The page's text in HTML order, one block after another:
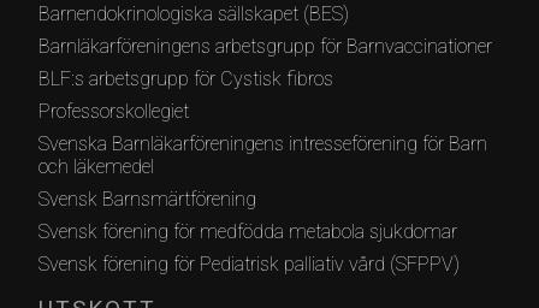
Barnendokrinologiska sällskapet (BES)
Barnläkarföreningens arbetsgrupp för Barnvaccinationer
BLF:s arbetsgrupp för Cystisk fibros
Professorskollegiet
Svenska Barnläkarföreningens intresseförening för Barn
och läkemedel
Svensk Barnsmärtförening
Svensk förening för medfödda metabola sjukdomar
Svensk förening för Pediatrisk palliativ vård (SFPPV)